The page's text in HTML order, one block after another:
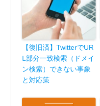
【復旧済】TwitterでUR
L部分一致検索（ドメイ
ン検索）できない事象
と対応策